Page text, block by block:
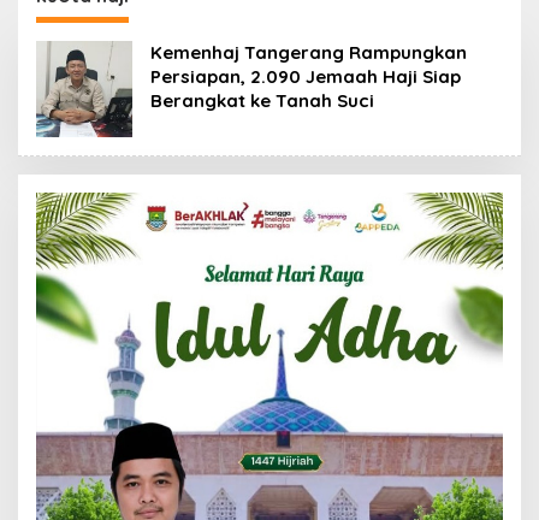
Kemenhaj Tangerang Rampungkan
Persiapan, 2.090 Jemaah Haji Siap
Berangkat ke Tanah Suci